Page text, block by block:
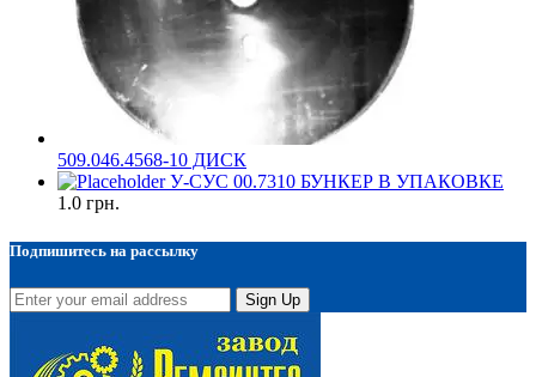
509.046.4568-10 ДИСК
У-СУС 00.7310 БУНКЕР В УПАКОВКЕ
1.0 грн.
Подпишитесь на рассылку
Sign Up